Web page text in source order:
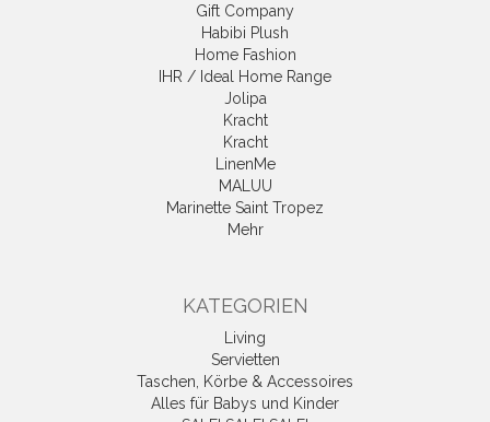
Gift Company
Habibi Plush
Home Fashion
IHR / Ideal Home Range
Jolipa
Kracht
Kracht
LinenMe
MALUU
Marinette Saint Tropez
Mehr
KATEGORIEN
Living
Servietten
Taschen, Körbe & Accessoires
Alles für Babys und Kinder